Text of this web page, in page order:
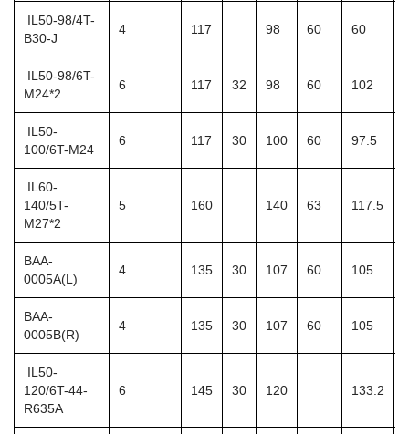
IL50-98/4T-
B30-J
4 117 98 60 60
IL50-98/6T-
M24*2
6 117 32 98 60 102
IL50-
100/6T-M24
6 117 30 100 60 97.5
IL60-
140/5T-
M27*2
5 160 140 63 117.5
BAA-
0005A(L)
4 135 30 107 60 105
BAA-
0005B(R)
4 135 30 107 60 105
IL50-
120/6T-44-
R635A
6 145 30 120 133.2